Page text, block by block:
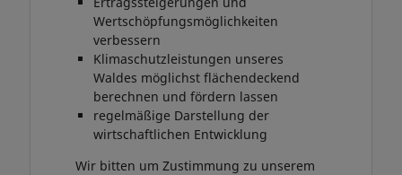
Wertschöpfungsmöglichkeiten
verbessern
Klimaschutzleistungen unseres
Waldes möglichst flächendeckend
berechnen und fördern lassen
regelmäßige Darstellung der
wirtschaftlichen Entwicklung
Wir bitten um Zustimmung zu unserem